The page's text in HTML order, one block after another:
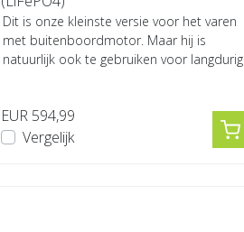
Dit is onze kleinste versie voor het varen
met buitenboordmotor. Maar hij is
natuurlijk ook te gebruiken voor langdurig
EUR 594,99
Vergelijk